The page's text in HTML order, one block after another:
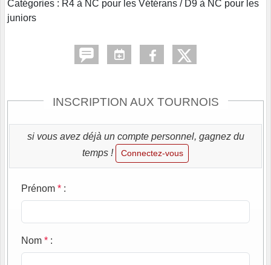
Catégories : R4 à NC pour les Vétérans / D9 à NC pour les
juniors
INSCRIPTION AUX TOURNOIS
si vous avez déjà un compte personnel, gagnez du
temps !
Connectez-vous
Prénom * :
Nom * :